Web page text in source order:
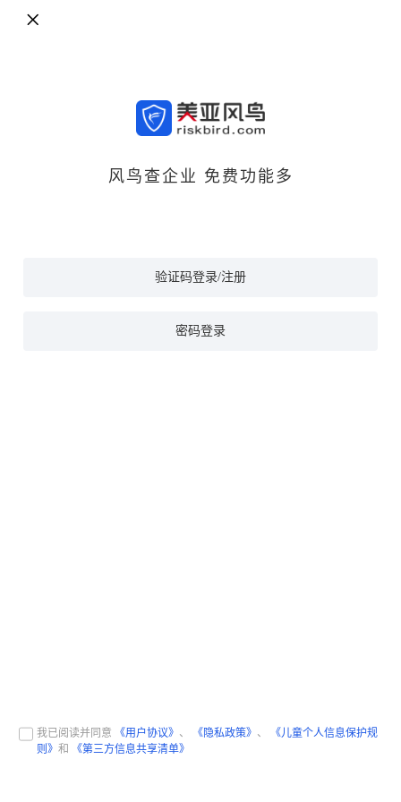
风鸟查企业 免费功能多
验证码登录/注册
密码登录
我已阅读并同意 《用户协议》 、 《隐私政策》 、
《儿童个人信息保护规
则》和 《第三方信息共享清单》